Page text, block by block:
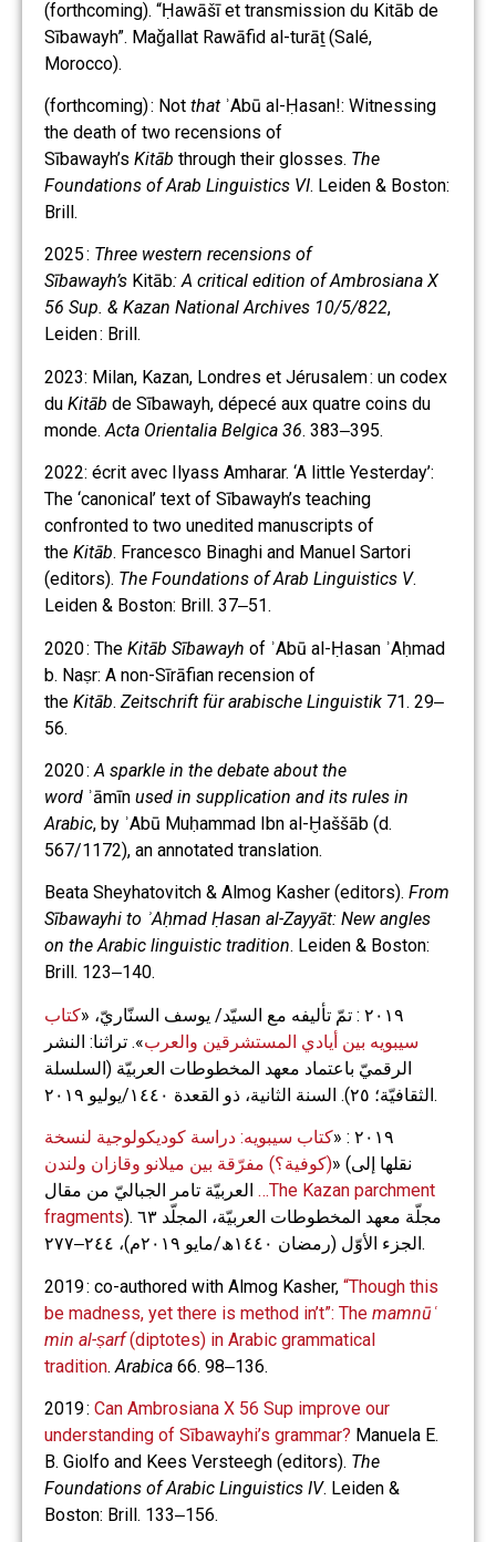
(forthcoming). “Ḥawāšī et transmission du Kitāb de
Sībawayh”. Maǧallat Rawāfid al-turāṯ (Salé,
Morocco).
(forthcoming) : Not that ʾAbū al-Ḥasan!: Witnessing
the death of two recensions of
Sībawayh’s Kitāb through their glosses. The
Foundations of Arab Linguistics VI. Leiden & Boston:
Brill.
2025 : Three western recensions of
Sībawayh’s Kitāb: A critical edition of Ambrosiana X
56 Sup. & Kazan National Archives 10/5/822,
Leiden : Brill.
2023: Milan, Kazan, Londres et Jérusalem : un codex
du Kitāb de Sībawayh, dépecé aux quatre coins du
monde.Acta Orientalia Belgica 36. 383‒395.
2022: écrit avec Ilyass Amharar. ‘A little Yesterday’:
The ‘canonical’ text of Sībawayh’s teaching
confronted to two unedited manuscripts of
the Kitāb. Francesco Binaghi and Manuel Sartori
(editors). The Foundations of Arab Linguistics V.
Leiden & Boston: Brill. 37‒51.
2020 : The Kitāb Sībawayh of ʾAbū al-Ḥasan ʾAḥmad
b. Naṣr: A non-Sīrāfian recension of
the Kitāb. Zeitschrift für arabische Linguistik 71. 29‒
56.
2020 :A sparkle in the debate about the
word ʾāmīn used in supplication and its rules in
Arabic, by ʾAbū Muḥammad Ibn al-Ḫaššāb (d.
567/1172), an annotated translation.
Beata Sheyhatovitch & Almog Kasher (editors). From
Sībawayhi to ʾAḥmad Ḥasan al-Zayyāt: New angles
on the Arabic linguistic tradition. Leiden & Boston:
Brill. 123‒140.
٢٠١٩ : تمّ تأليفه مع السيّد/ يوسف السنّاريّ، «
كتاب
سيبويه بين أيادي المستشرقين والعرب». تراثنا: النشر
الرقميّ باعتماد معهد المخطوطات العربيّة (السلسلة
الثقافيّة؛ ٢٥). السنة الثانية، ذو القعدة ١٤٤٠/يوليو ٢٠١٩.
٢٠١٩ : «
كتاب سيبويه: دراسة كوديكولوجية لنسخة
(كوفية؟) مفرّقة بين ميلانو وقازان ولندن» (نقلها إلى
…The Kazan parchment
fragments). مجلّة معهد المخطوطات العربيّة، المجلّد ٦٣
الجزء الأوّل (رمضان ١٤٤٠ھ/مايو ٢٠١٩م)، ٢٤٤‒٢٧٧.
2019 : co-authored with Almog Kasher, “Though this
be madness, yet there is method in’t”: The mamnūʿ
min al-ṣarf(diptotes) in Arabic grammatical
tradition. Arabica 66. 98‒136.
2019 : Can Ambrosiana X 56 Sup improve our
understanding of Sībawayhi’s grammar? Manuela E.
B. Giolfo and Kees Versteegh (editors). The
Foundations of Arabic Linguistics IV. Leiden &
Boston: Brill. 133‒156.